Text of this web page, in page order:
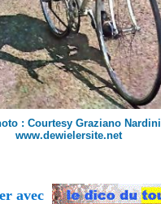
: Courtesy Graziano Nardini
www.dewielersite.net
avec